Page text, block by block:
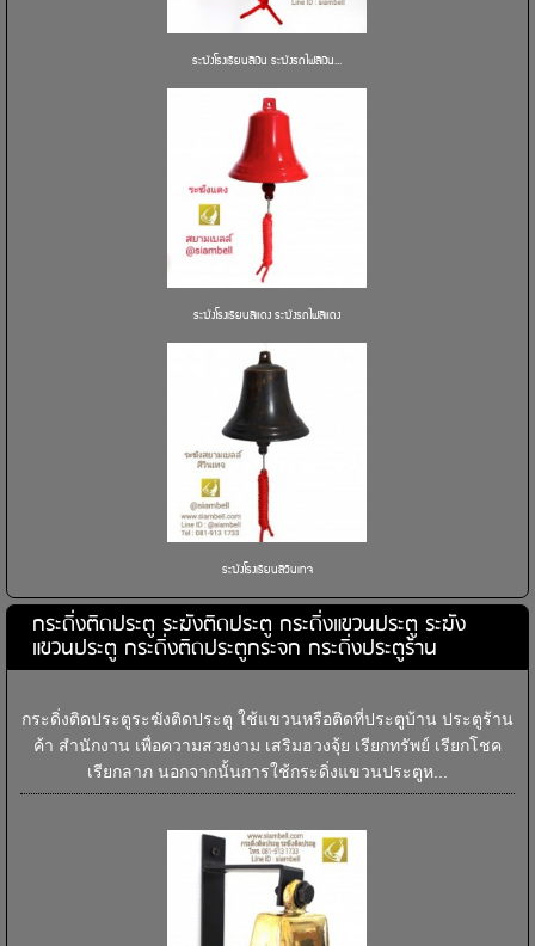
ระฆังโรงเรียนสีเงิน ระฆังรถไฟสีเงิน...
ระฆังโรงเรียนสีแดง ระฆังรถไฟสีแดง
ระฆังโรงเรียนสีวินเทจ
กระดิ่งติดประตู ระฆังติดประตู กระดิ่งแขวนประตู ระฆัง
แขวนประตู กระดิ่งติดประตูกระจก กระดิ่งประตูร้าน
กระดิ่งติดประตูระฆังติดประตู ใช้แขวนหรือติดที่ประตูบ้าน ประตูร้าน
ค้า สำนักงาน เพื่อความสวยงาม เสริมฮวงจุ้ย เรียกทรัพย์ เรียกโชค
เรียกลาภ นอกจากนั้นการใช้กระดิ่งแขวนประตูห...